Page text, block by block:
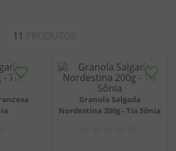
11
Granola Salgada
Nordestina 200g - Tia Sônia
salgadinho
chiclete